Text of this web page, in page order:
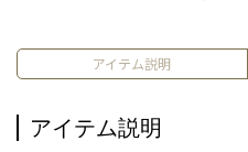
アイテム説明
アイテム説明